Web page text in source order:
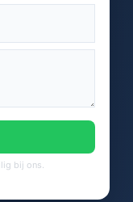
bij ons.